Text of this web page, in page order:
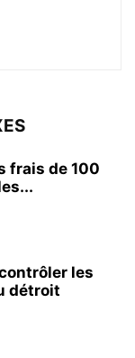
frais de 100
les
détroit